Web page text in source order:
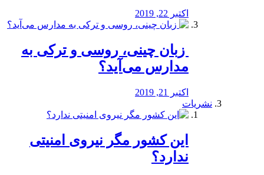
اکتبر 22, 2019
️ زبان چینی، روسی و ترکی به
مدارس می‌آید؟
اکتبر 21, 2019
نشریات
این کشور مگر نیروی امنیتی
ندارد؟